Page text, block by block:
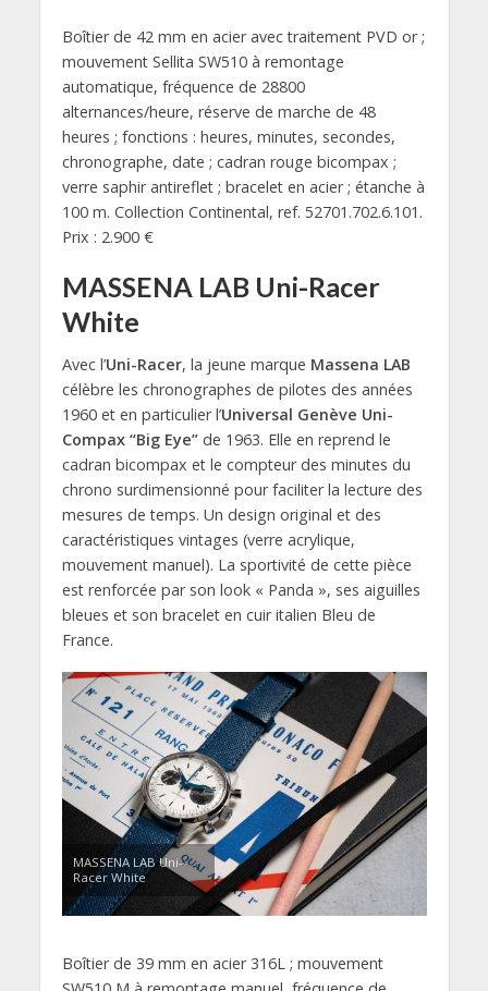
Boîtier de 42 mm en acier avec traitement PVD or ;
mouvement Sellita SW510 à remontage
automatique, fréquence de 28800
alternances/heure, réserve de marche de 48
heures ; fonctions : heures, minutes, secondes,
chronographe, date ; cadran rouge bicompax ;
verre saphir antireflet ; bracelet en acier ; étanche à
100 m. Collection Continental, ref. 52701.702.6.101.
Prix : 2.900 €
MASSENA LAB Uni-Racer
White
Avec l’Uni-Racer, la jeune marque Massena LAB
célèbre les chronographes de pilotes des années
1960 et en particulier l’Universal Genève Uni-
Compax “Big Eye”de 1963. Elle en reprend le
cadran bicompax et le compteur des minutes du
chrono surdimensionné pour faciliter la lecture des
mesures de temps. Un design original et des
caractéristiques vintages (verre acrylique,
mouvement manuel). La sportivité de cette pièce
est renforcée par son look « Panda », ses aiguilles
bleues et son bracelet en cuir italien Bleu de
France.
MASSENA LAB Uni-
Racer White
Boîtier de 39 mm en acier 316L ; mouvement